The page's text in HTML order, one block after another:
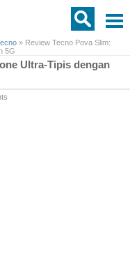
» Review Tecno Pova Slim:
5G
Ultra-Tipis dengan